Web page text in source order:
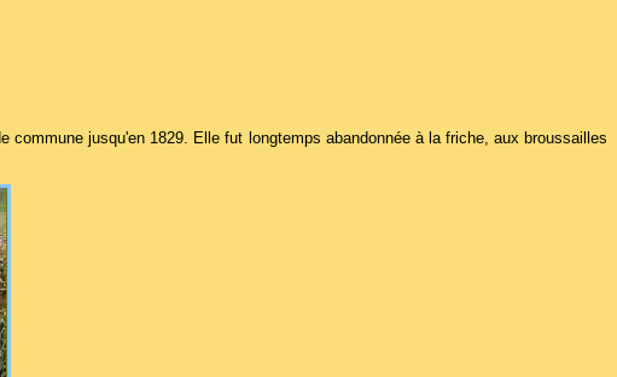
jusqu'en 1829. Elle fut longtemps abandonnée à la friche, aux broussailles